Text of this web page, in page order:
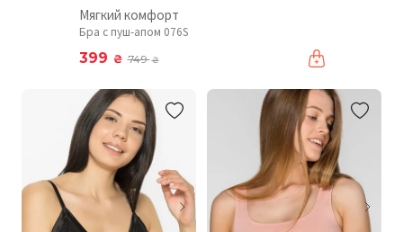
Мягкий комфорт
Бра с пуш-апом 076S
399 ₴ 749₴